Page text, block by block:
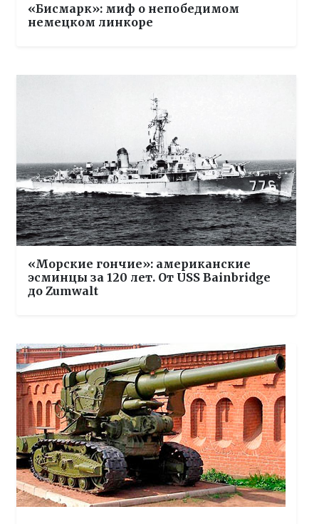
«Бисмарк»: миф о непобедимом
немецком линкоре
«Морские гончие»: американские
эсминцы за 120 лет. От USS Bainbridge
до Zumwalt